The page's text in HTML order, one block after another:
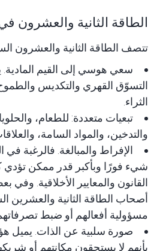
الطاقة الثانية والعشرون
تتصف الطاقة الثانية والعشرون
سعي هوسي إلى القيم المادية.
التسوّق القهري والتكديس
الثراء.
تبعيات متعددة: للطعام،
والتدخين، والمواد السامة،
الإفراط والمبالغة. فالرغبة
شيء فورًا وبأكبر قدر ممكن تؤدي
القانون والمعايير الأخلاقية. وفي
أصحاب الطاقة الثانية والعشرين
مسؤولية أفعالهم أو ضبط
صورة سلبية عن الذات. يميل
بأنهم لا يستحقون مكانتهم أو